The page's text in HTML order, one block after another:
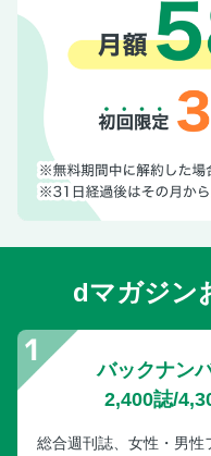
dマガジン
バックナン
2,400誌/
総合週刊誌、女性・男